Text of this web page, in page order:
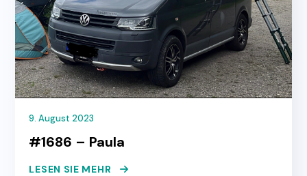
9. August 2023
#1686 – Paula
LESEN SIE MEHR